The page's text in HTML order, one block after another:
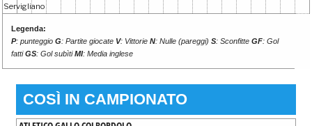
Servigliano
Legenda:
P: punteggio G: Partite giocate V: Vittorie N: Nulle (pareggi) S: Sconfitte GF: Gol
fattiGS: Gol subìtiMI: Media inglese
COSÌ IN CAMPIONATO